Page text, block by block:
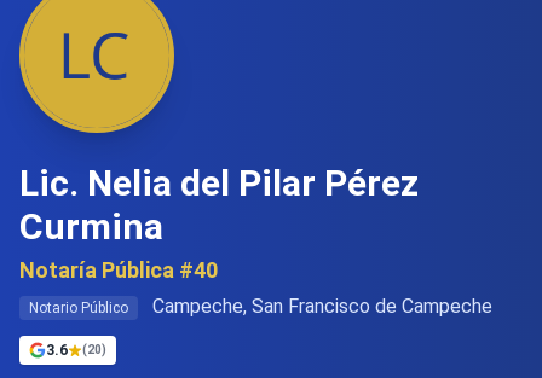
Lic. Nelia del Pilar Pérez
Curmina
Notaría Pública #40
Notario Público Campeche, San Francisco de Campeche
3.6 (20)